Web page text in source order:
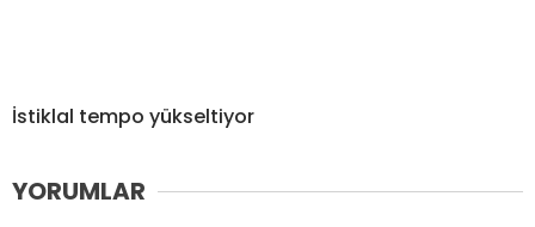
İstiklal tempo yükseltiyor
YORUMLAR